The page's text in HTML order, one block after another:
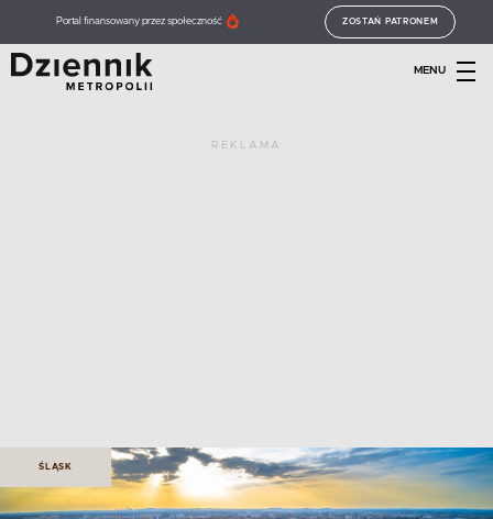
Portal finansowany przez społeczność ZOSTAŃ PATRONEM
MENU
REKLAMA
ŚLĄSK